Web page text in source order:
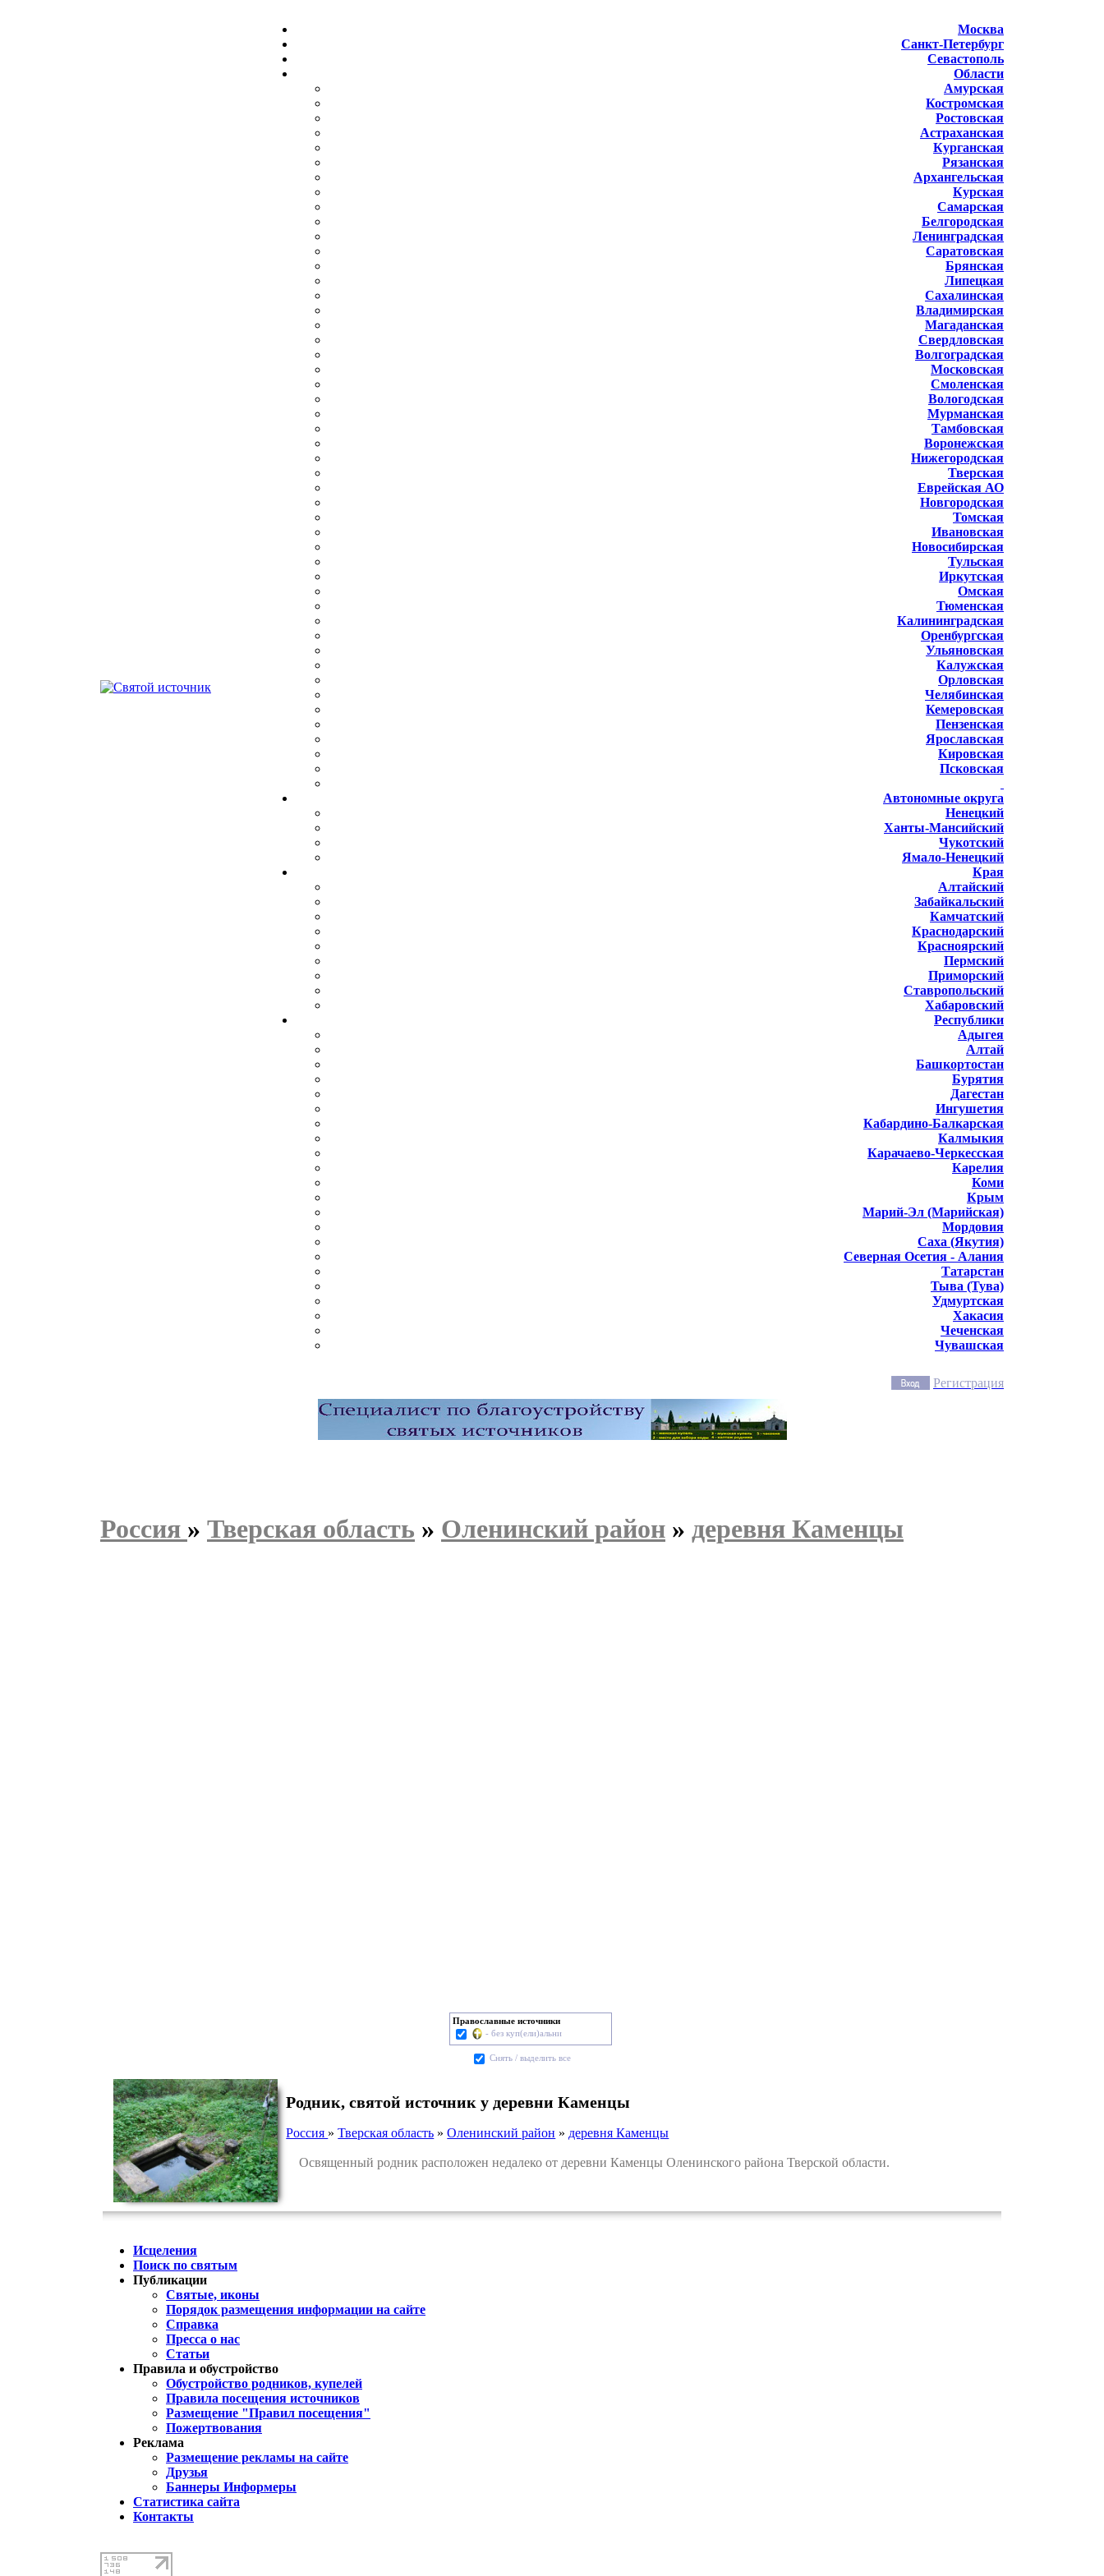
Москва
Санкт-Петербург
Севастополь
Области
Амурская
Костромская
Ростовская
Астраханская
Курганская
Рязанская
Архангельская
Курская
Самарская
Белгородская
Ленинградская
Саратовская
Брянская
Липецкая
Сахалинская
Владимирская
Магаданская
Свердловская
Волгоградская
Московская
Смоленская
Вологодская
Мурманская
Тамбовская
Воронежская
Нижегородская
Тверская
Еврейская АО
Новгородская
Томская
Ивановская
Новосибирская
Тульская
Иркутская
Омская
Тюменская
Калининградская
Оренбургская
Ульяновская
Калужская
Орловская
Челябинская
Кемеровская
Пензенская
Ярославская
Кировская
Псковская
Автономные округа
Ненецкий
Ханты-Мансийский
Чукотский
Ямало-Ненецкий
Края
Алтайский
Забайкальский
Камчатский
Краснодарский
Красноярский
Пермский
Приморский
Ставропольский
Хабаровский
Республики
Адыгея
Алтай
Башкортостан
Бурятия
Дагестан
Ингушетия
Кабардино-Балкарская
Калмыкия
Карачаево-Черкесская
Карелия
Коми
Крым
Марий-Эл (Марийская)
Мордовия
Саха (Якутия)
Северная Осетия - Алания
Татарстан
Тыва (Тува)
Удмуртская
Хакасия
Чеченская
Чувашская
Регистрация
Россия » Тверская область » Оленинский район » деревня Каменцы
Православные источники
- без куп(ели)альни
Cнять / выделить все
Родник, святой источник у деревни Каменцы
Россия »Тверская область »Оленинский район » деревня Каменцы
Освященный родник расположен недалеко от деревни Каменцы Оленинского района Тверской области.
Исцеления
Поиск по святым
Публикации
Святые, иконы
Порядок размещения информации на сайте
Справка
Пресса о нас
Статьи
Правила и обустройство
Обустройство родников, купелей
Правила посещения источников
Размещение "Правил посещения"
Пожертвования
Реклама
Размещение рекламы на сайте
Друзья
Баннеры Информеры
Статистика сайта
Контакты